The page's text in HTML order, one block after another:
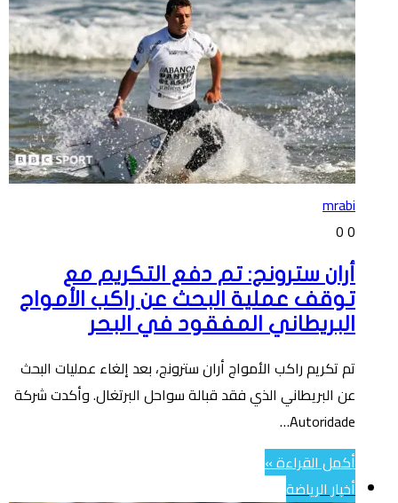
mrabi
0
أران سترونج: تم دفع التكريم مع
توقف عملية البحث عن راكب الأمواج
البريطاني المفقود في البحر
تم تكريم راكب الأمواج أران سترونج، بعد إلغاء عمليات البحث
عن البريطاني الذي فقد قبالة سواحل البرتغال. وأكدت شركة
Autoridade…
أكمل القراءة »
أخبار الرياضة